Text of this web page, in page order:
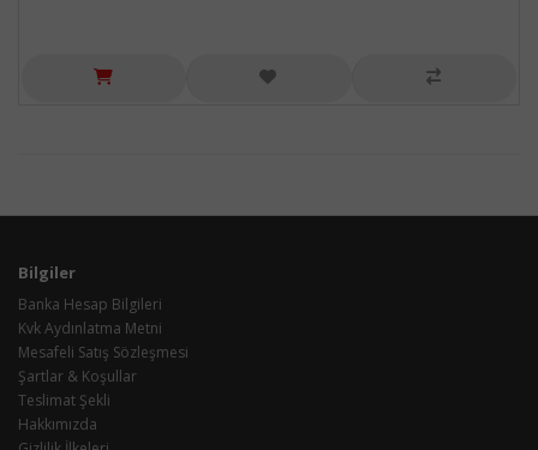
Bilgiler
Banka Hesap Bilgileri
Kvk Aydınlatma Metni
Mesafeli Satış Sözleşmesi
Şartlar & Koşullar
Teslimat Şekli
Hakkımızda